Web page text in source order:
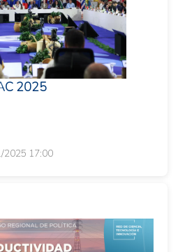
2025
2025 17:00